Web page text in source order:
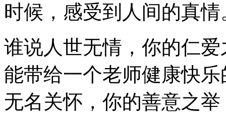
时候，感受到人间的真情
谁说人世无情，你的仁
能带给一个老师健康快
无名关怀，你的善意之